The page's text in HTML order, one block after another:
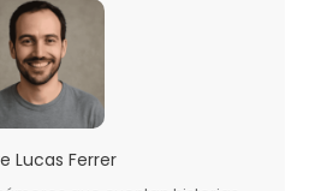
Lucas Ferrer